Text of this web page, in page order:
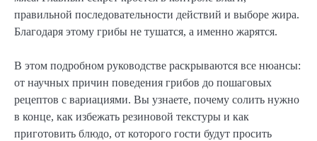
правильной последовательности действий и выборе жира.
Благодаря этому грибы не тушатся, а именно жарятся.
В этом подробном руководстве раскрываются все нюансы:
от научных причин поведения грибов до пошаговых
рецептов с вариациями. Вы узнаете, почему солить нужно
в конце, как избежать резиновой текстуры и как
приготовить блюдо, от которого гости будут просить